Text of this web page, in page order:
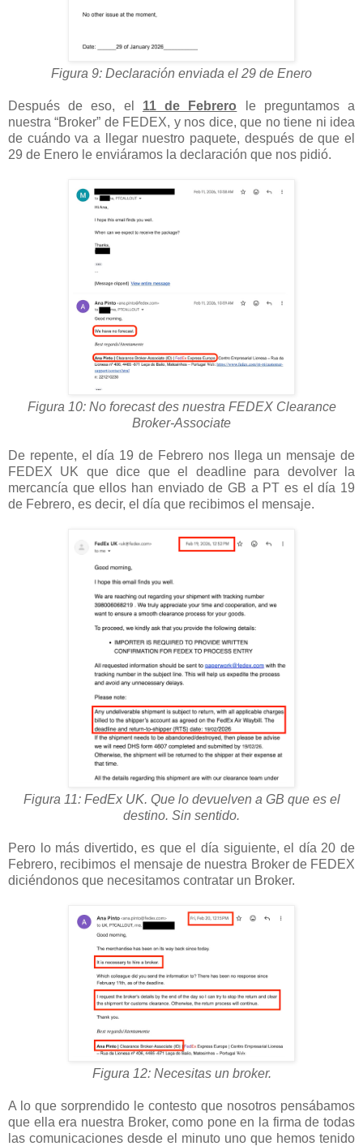
Figura 9: Declaración enviada el 29 de Enero
Después de eso, el 11 de Febrero le preguntamos a
nuestra “Broker” de FEDEX, y nos dice, que no tiene ni idea
de cuándo va a llegar nuestro paquete, después de que el
29 de Enero le enviáramos la declaración que nos pidió.
Figura 10: No forecast des nuestra FEDEX Clearance
Broker-Associate
De repente, el día 19 de Febrero nos llega un mensaje de
FEDEX UK que dice que el deadline para devolver la
mercancía que ellos han enviado de GB a PT es el día 19
de Febrero, es decir, el día que recibimos el mensaje.
Figura 11: FedEx UK. Que lo devuelven a GB que es el
destino. Sin sentido.
Pero lo más divertido, es que el día siguiente, el día 20 de
Febrero, recibimos el mensaje de nuestra Broker de FEDEX
diciéndonos que necesitamos contratar un Broker.
Figura 12: Necesitas un broker.
A lo que sorprendido le contesto que nosotros pensábamos
que ella era nuestra Broker, como pone en la firma de todas
las comunicaciones desde el minuto uno que hemos tenido